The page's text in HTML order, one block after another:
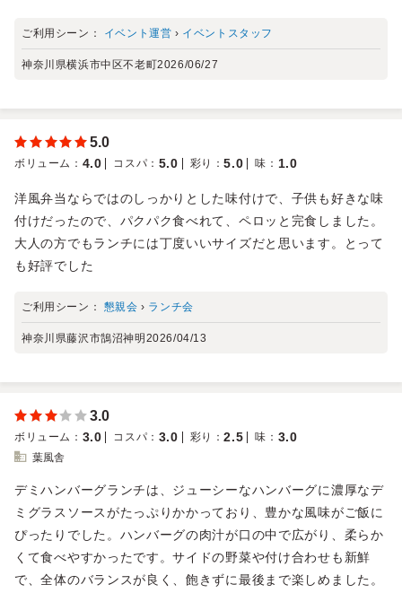
ご利用シーン： イベント運営 › イベントスタッフ
神奈川県横浜市中区不老町2026/06/27
5.0
ボリューム ： 4.0 コスパ ： 5.0 彩り ：5.0 味 ： 1.0
洋風弁当ならではのしっかりとした味付けで、子供も好きな味
付けだったので、パクパク食べれて、ペロッと完食しました。
大人の方でもランチには丁度いいサイズだと思います。とって
も好評でした
ご利用シーン： 懇親会 › ランチ会
神奈川県藤沢市鵠沼神明2026/04/13
3.0
ボリューム ： 3.0 コスパ ： 3.0 彩り ：2.5 味 ： 3.0
葉風舎
デミハンバーグランチは、ジューシーなハンバーグに濃厚なデ
ミグラスソースがたっぷりかかっており、豊かな風味がご飯に
ぴったりでした。ハンバーグの肉汁が口の中で広がり、柔らか
くて食べやすかったです。サイドの野菜や付け合わせも新鮮
で、全体のバランスが良く、飽きずに最後まで楽しめました。